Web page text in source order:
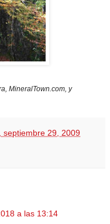
MineralTown.com, y
septiembre 29, 2009
a las 13:14